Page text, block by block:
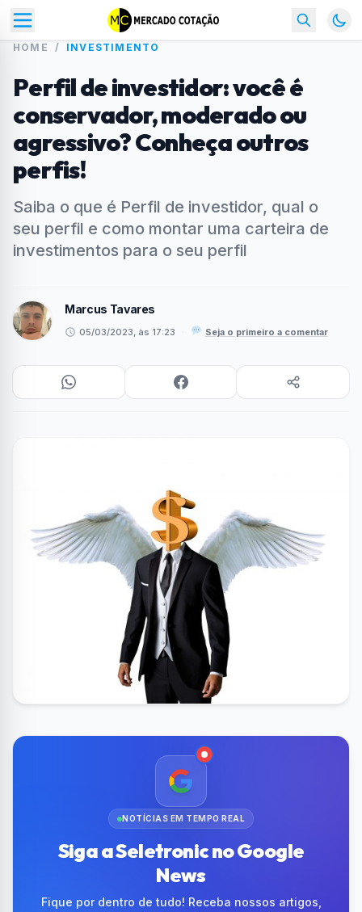
HOME / INVESTIMENTO
Perfil de investidor: você é
conservador, moderado ou
agressivo? Conheça outros
perfis!
Saiba o que é Perfil de investidor, qual o
seu perfil e como montar uma carteira de
investimentos para o seu perfil
Marcus Tavares
05/03/2023, às 17:23 · Seja o primeiro a comentar
NOTÍCIAS EM TEMPO REAL
Siga a Seletronic no Google
News
Fique por dentro de tudo! Receba nossos artigos,